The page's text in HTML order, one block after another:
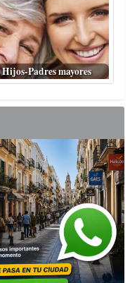
Hijos-Padres mayores